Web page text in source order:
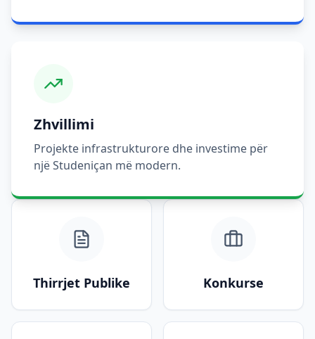
Zhvillimi
Projekte infrastrukturore dhe investime për
një Studeniçan më modern.
Thirrjet Publike Konkurse